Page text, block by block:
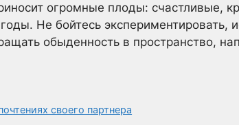
огромные плоды: счастливые,
Не бойтесь экспериментировать,
обыденность в пространство,
своего партнера